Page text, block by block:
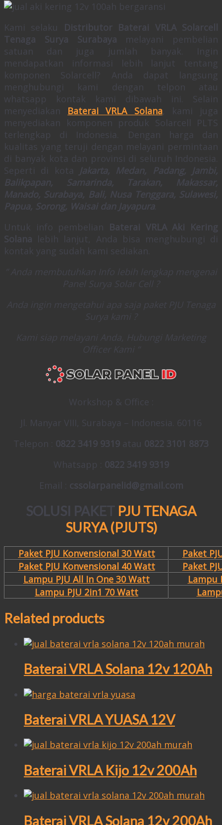
Kami selaku Distributor Baterai VRLA Solarcell
Tenaga Surya Surabaya melayani pembelian
satuan dan juga jumlah banyak. Ingin
mendapatkan informasi lebih lanjut tentang
komponen Solarcell? Anda dapat langsung
menghubungi kami dengan telpon atau
whatsapp kontak kami dibawah ini. Selain
menyediakan Baterai VRLA Solana, kami juga
menyediakan komponen produk Solarcell PLTS
terlengkap di Indonesia. Dengan harga dan
kualitas yang teruji dengan melayani permintaan
di banyak kota dan provinsi di seluruh Indonesia.
Seperti di kota Jakarta, Medan, Padang, Jambi,
Balikpapan, Samarinda, Tarakan, Makassar,
Manado, Surabaya, Bali, Nusa Tenggara, Sulawesi,
Papua, Sorong, Waisai dan Jayapura.
Untuk info pembelian Baterai VRLA Aki Kering
Solana lebih lanjut, Anda bisa menghubungi di
kontak yang sudah kami sediakan.
” Anda membutuhkan Info lebih lengkap mengenai
Panel Surya Solar Cell ?
Anda ingin mengetahui apa saja paket PJU Tenaga
Surya kami ?
Kami siap melayani Anda, Hubungi Marketing
Officer Kami “
Workshop & Office :
Jl. Manyar VIII, Surabaya – Indonesia. 60116
Telepon :
0822 3419 9319 atau 0822 3101 8873
Whatsapp : 0822 3419 9319
Email : cssolarpanelid@gmail.com
SOLUSI PAKET PJU TENAGA
SURYA (PJUTS)
Paket PJU Konvensional 30 Watt
Paket
Paket PJU Konvensional 40 Watt
Paket
Lampu PJU All In One 30 Watt
Lampu
Lampu PJU 2in1 70 Watt
Related products
Baterai VRLA Solana 12v 120Ah
Baterai VRLA YUASA 12V
Baterai VRLA Kijo 12v 200Ah
Baterai VRLA Solana 12v 200Ah